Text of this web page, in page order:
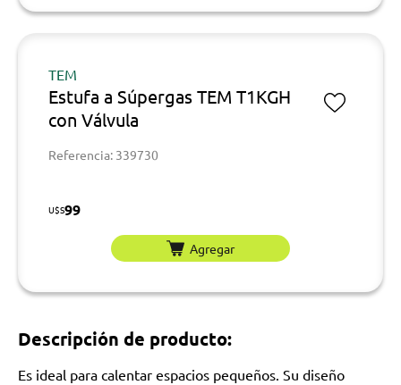
TEM
Estufa a Súpergas TEM T1KGH
con Válvula
Referencia: 339730
U$S99
Agregar
Descripción de producto:
Es ideal para calentar espacios pequeños. Su diseño